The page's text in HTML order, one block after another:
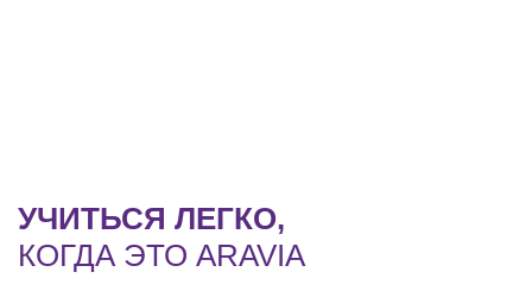
УЧИТЬСЯ ЛЕГКО,
КОГДА ЭТО ARAVIA